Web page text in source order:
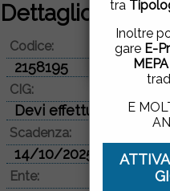
tra
Inoltre
gare E-
MEPA
E
Dettaglio bando
Codice:
2158195
CIG:
Devi effettuare il
Scadenza:
14/10/2025
Ente: